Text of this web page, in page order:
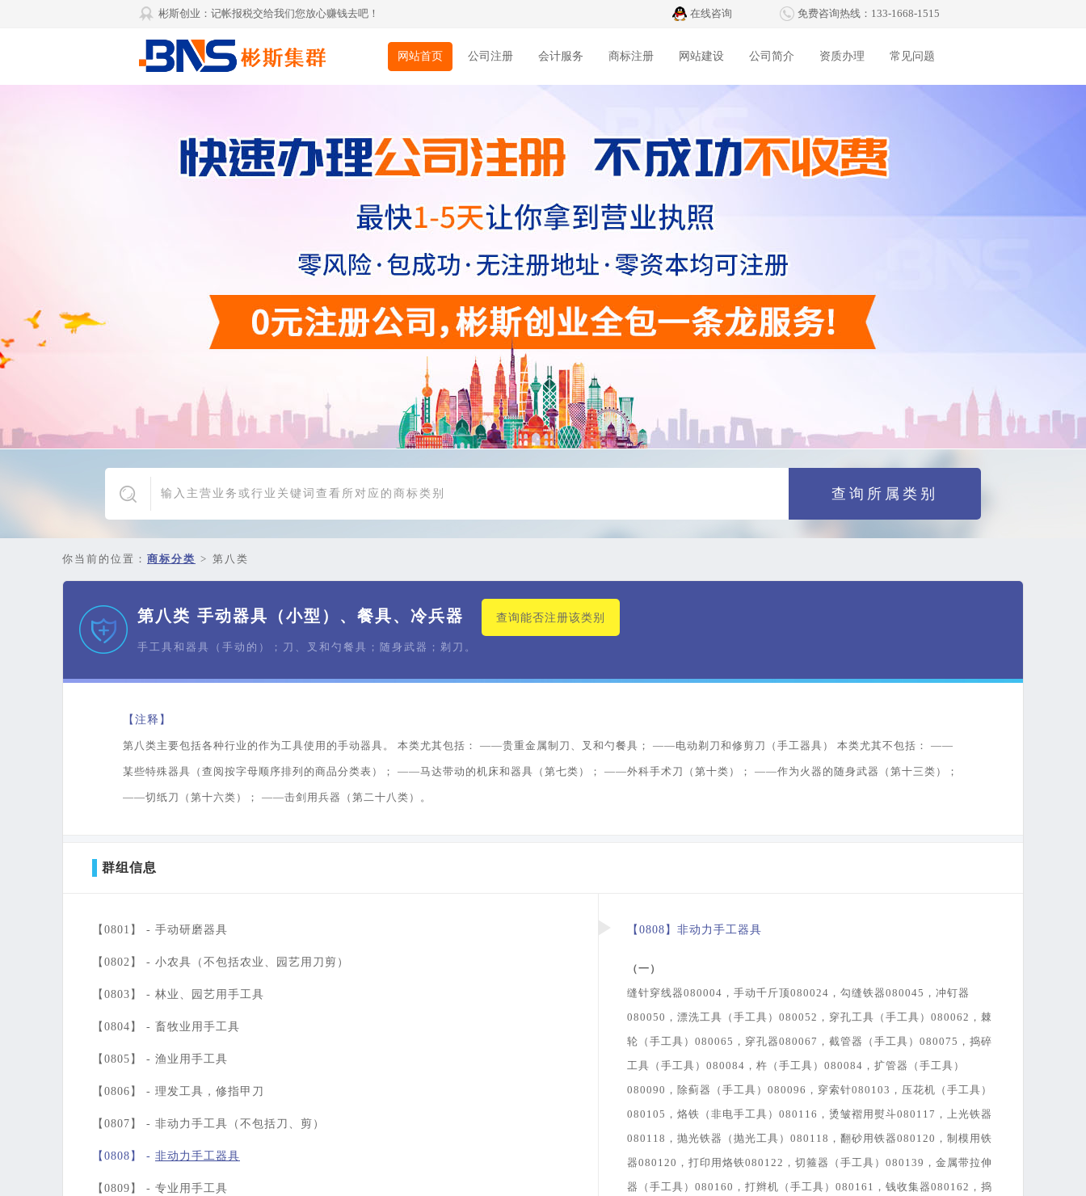
彬斯创业：记帐报税交给我们您放心赚钱去吧！ 在线咨询 免费咨询热线：133-1668-1515
网站首页 公司注册 会计服务 商标注册 网站建设 公司简介 资质办理 常见问题
查询所属类别
你当前的位置： 商标分类 > 第八类
第八类 手动器具（小型）、餐具、冷兵器 查询能否注册该类别
手工具和器具（手动的）；刀、叉和勺餐具；随身武器；剃刀。
【注释】
第八类主要包括各种行业的作为工具使用的手动器具。 本类尤其包括： ——贵重金属制刀、叉和勺餐具； ——电动剃刀和修剪刀（手工器具） 本类尤其不包括： ——
某些特殊器具（查阅按字母顺序排列的商品分类表）； ——马达带动的机床和器具（第七类）； ——外科手术刀（第十类）； ——作为火器的随身武器（第十三类）；
——切纸刀（第十六类）； ——击剑用兵器（第二十八类）。
群组信息
【0801】 - 手动研磨器具
【0802】 - 小农具（不包括农业、园艺用刀剪）
【0803】 - 林业、园艺用手工具
【0804】 - 畜牧业用手工具
【0805】 - 渔业用手工具
【0806】 - 理发工具，修指甲刀
【0807】 - 非动力手工具（不包括刀、剪）
【0808】 - 非动力手工器具
【0809】 - 专业用手工具
【0808】非动力手工器具
（一）
缝针穿线器080004，手动千斤顶080024，勾缝铁器080045，冲钉器
080050，漂洗工具（手工具）080052，穿孔工具（手工具）080062，棘
轮（手工具）080065，穿孔器080067，截管器（手工具）080075，捣碎
工具（手工具）080084，杵（手工具）080084，扩管器（手工具）
080090，除蓟器（手工具）080096，穿索针080103，压花机（手工具）
080105，烙铁（非电手工具）080116，烫皱褶用熨斗080117，上光铁器
080118，抛光铁器（抛光工具）080118，翻砂用铁器080120，制模用铁
器080120，打印用烙铁080122，切箍器（手工具）080139，金属带拉伸
器（手工具）080160，打辫机（手工具）080161，钱收集器080162，捣